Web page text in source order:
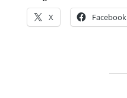
X Facebook